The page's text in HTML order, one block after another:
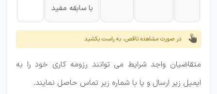
با سابقه مفید
در صورت مشاهده ناقص، به راست بکشید
متقاضیان واجد شرایط می توانند رزومه کاری خود را به
ایمیل زیر ارسال و یا با شماره زیر تماس حاصل نمایند.